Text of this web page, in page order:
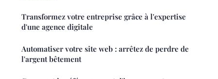
Transformez votre entreprise grâce à l'expertise
d'une agence digitale
Automatiser votre site web : arrêtez de perdre de
l'argent bêtement